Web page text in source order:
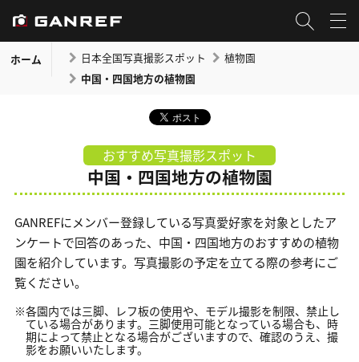
ホーム 日本全国写真撮影スポット
植物園
中国・四国地方の植物園
おすすめ写真撮影スポット
中国・四国地方の植物園
GANREFにメンバー登録している写真愛好家を対象としたア
ンケートで回答のあった、中国・四国地方のおすすめの植物
園を紹介しています。写真撮影の予定を立てる際の参考にご
覧ください。
※各園内では三脚、レフ板の使用や、モデル撮影を制限、禁止し
ている場合があります。三脚使用可能となっている場合も、時
期によって禁止となる場合がございますので、確認のうえ、撮
影をお願いいたします。